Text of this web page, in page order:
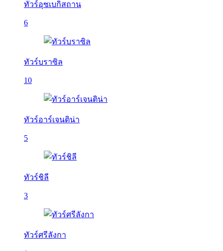
ทัวร์อุซเบกิสถาน
6
ทัวร์บราซิล
10
ทัวร์อาร์เจนติน่า
5
ทัวร์ชิลี
3
ทัวร์ศรีลังกา